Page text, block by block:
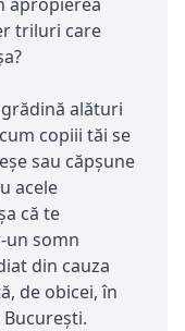
triluri care
alături
copiii tăi se
sau căpșune
acele
că te
un somn
din cauza
de obicei, în